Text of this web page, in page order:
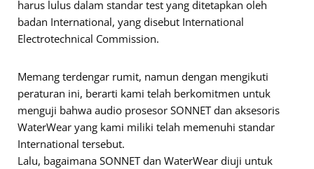
harus lulus dalam standar test yang ditetapkan oleh
badan International, yang disebut International
Electrotechnical Commission.
Memang terdengar rumit, namun dengan mengikuti
peraturan ini, berarti kami telah berkomitmen untuk
menguji bahwa audio prosesor SONNET dan aksesoris
WaterWear yang kami miliki telah memenuhi standar
International tersebut.
Lalu, bagaimana SONNET dan WaterWear diuji untuk